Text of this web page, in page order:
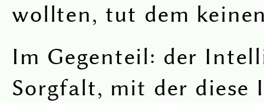
wollten, tut dem
Im Gegenteil: der
Sorgfalt, mit der diese